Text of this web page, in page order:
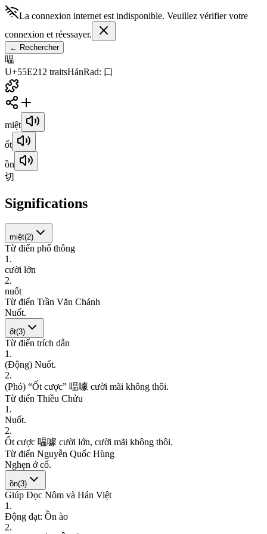
La connexion internet est indisponible. Veuillez vérifier votre
connexion et réessayer.
← Rechercher
嗢
U+55E212 traitsHánRad: 口
miệt
ốt
ồn
切
Significations
miệt(2)
Từ điển phổ thông
1 .
cười lớn
2.
nuốt
Từ điển Trần Văn Chánh
Nuốt.
ốt(3)
Từ điển trích dẫn
1 .
(Động) Nuốt.
2.
(Phó) “Ốt cược” 嗢噱 cười mãi không thôi.
Từ điển Thiều Chửu
1 .
Nuốt.
2.
Ốt cược 嗢噱 cười lớn, cười mãi không thôi.
Từ điển Nguyễn Quốc Hùng
Nghẹn ở cổ.
ồn(3)
Giúp Đọc Nôm và Hán Việt
1 .
Động đạt: Ồn ào
2.